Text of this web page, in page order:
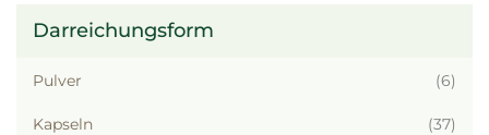
Darreichungsform
Pulver 6
Kapseln 37